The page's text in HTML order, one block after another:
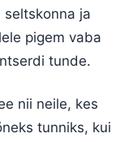
seltskonna ja
pigem vaba
tunde.
nii neile, kes
tunniks, kui